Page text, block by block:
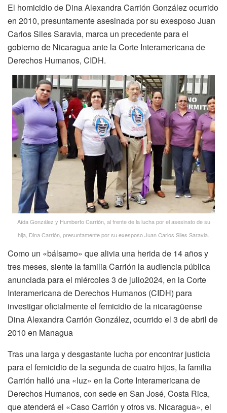
El homicidio de Dina Alexandra Carrión González ocurrido
en 2010, presuntamente asesinada por su exesposo Juan
Carlos Siles Saravia, marca un precedente para el
gobierno de Nicaragua ante la Corte Interamericana de
Derechos Humanos, CIDH.
Aída González y Humberto Carrión, al frente de la lucha por el asesinato de su
hija, Dina Carrión, presuntamente por su exesposo Juan Carlos Siles Saravia.
Como un «bálsamo» que alivia una herida de 14 años y
tres meses, siente la familia Carrión la audiencia pública
anunciada para el miércoles 3 de julio2024, en la Corte
Interamericana de Derechos Humanos (CIDH) para
investigar oficialmente el femicidio de la nicaragüense
Dina Alexandra Carrión González, ocurrido el 3 de abril de
2010 en Managua
Tras una larga y desgastante lucha por encontrar justicia
para el femicidio de la segunda de cuatro hijos, la familia
Carrión halló una «luz» en la Corte Interamericana de
Derechos Humanos, con sede en San José, Costa Rica,
que atenderá el «Caso Carrión y otros vs. Nicaragua», el